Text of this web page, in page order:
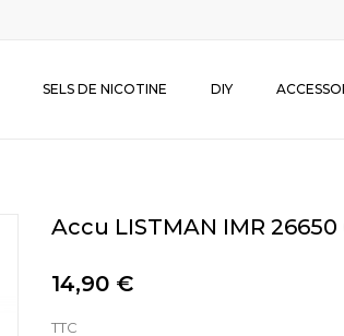
SELS DE NICOTINE DIY
Accu LISTMAN IMR
14,90 €
TTC